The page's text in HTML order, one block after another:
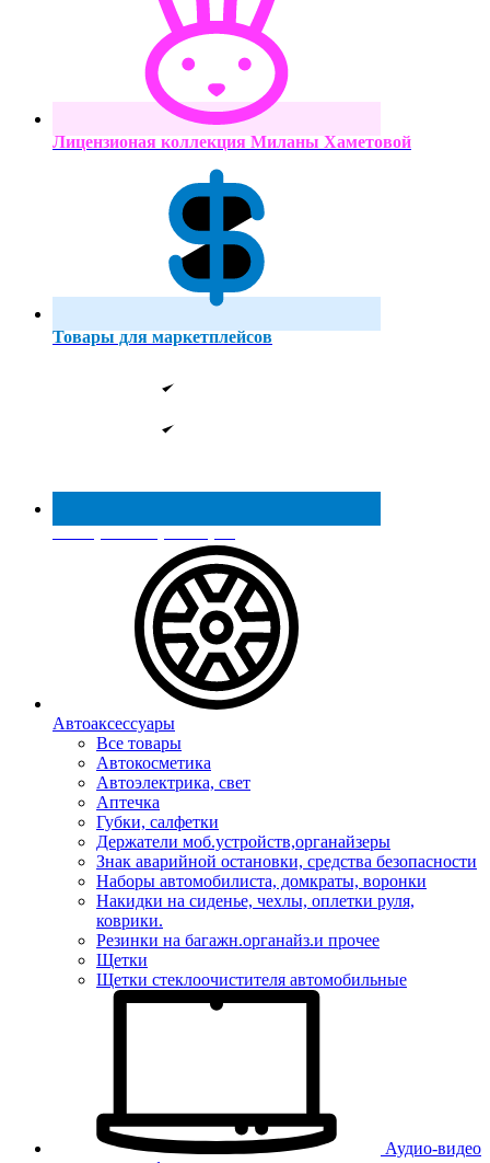
Лицензионая коллекция Миланы Хаметовой
Товары для маркетплейсов
Реестр МинПромТорга
Автоаксессуары
Все товары
Автокосметика
Автоэлектрика, свет
Аптечка
Губки, салфетки
Держатели моб.устройств,органайзеры
Знак аварийной остановки, средства безопасности
Наборы автомобилиста, домкраты, воронки
Накидки на сиденье, чехлы, оплетки руля,
коврики.
Резинки на багажн.органайз.и прочее
Щетки
Щетки стеклоочистителя автомобильные
Аудио-видео